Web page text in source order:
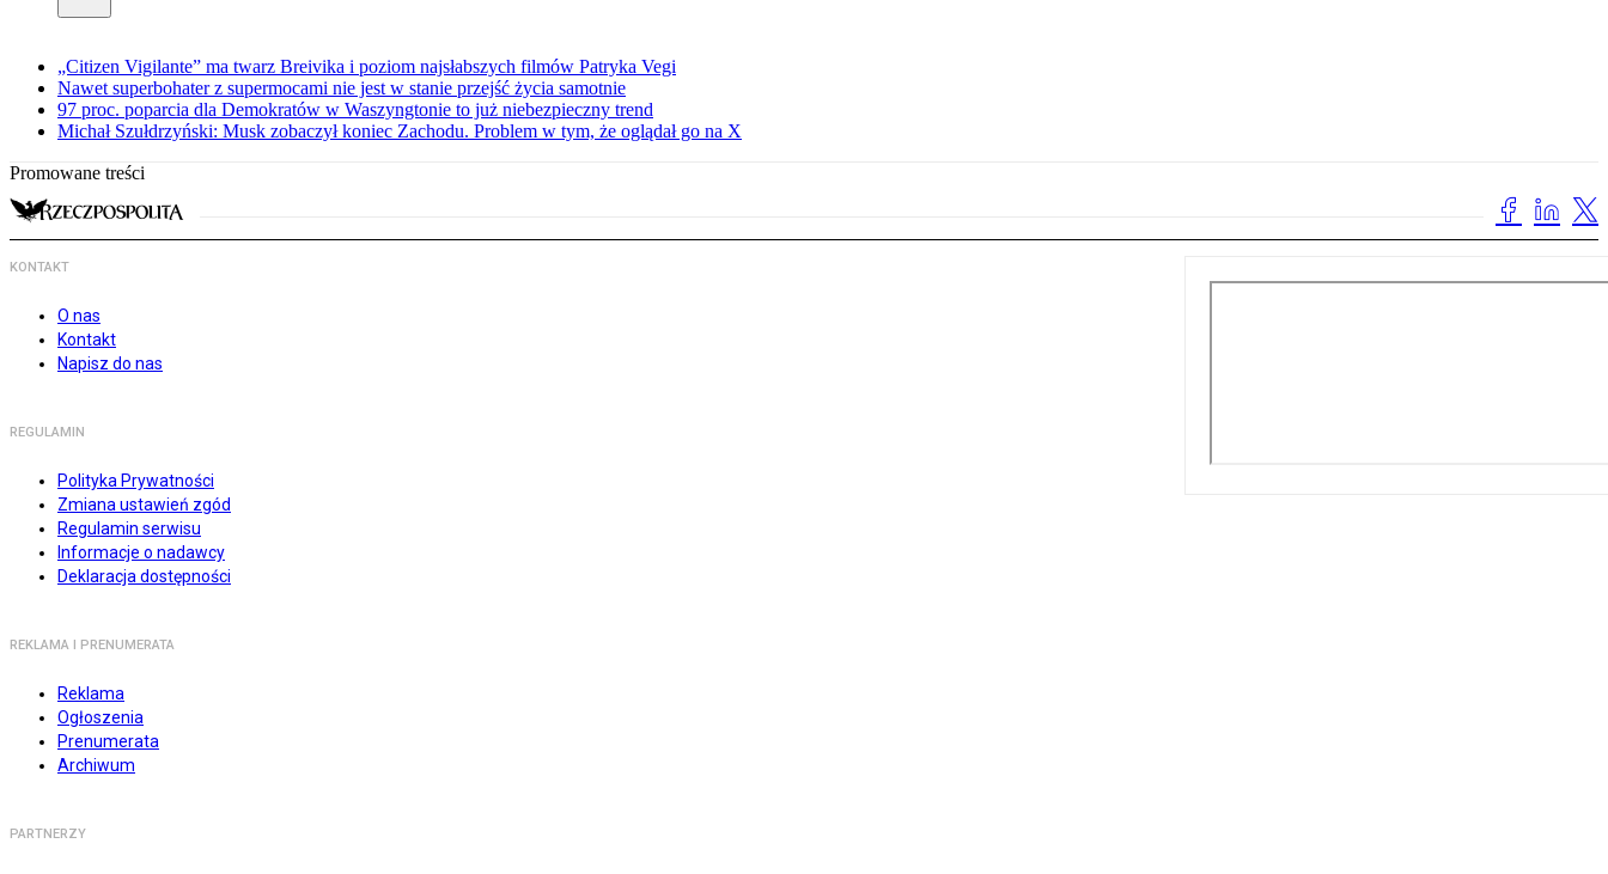
„Citizen Vigilante” ma twarz Breivika i poziom najsłabszych filmów Patryka Vegi
Nawet superbohater z supermocami nie jest w stanie przejść życia samotnie
97 proc. poparcia dla Demokratów w Waszyngtonie to już niebezpieczny trend
Michał Szułdrzyński: Musk zobaczył koniec Zachodu. Problem w tym, że oglądał go na X
Promowane treści
KONTAKT
O nas
Kontakt
Napisz do nas
REGULAMIN
Polityka Prywatności
Zmiana ustawień zgód
Regulamin serwisu
Informacje o nadawcy
Deklaracja dostępności
REKLAMA I PRENUMERATA
Reklama
Ogłoszenia
Prenumerata
Archiwum
PARTNERZY